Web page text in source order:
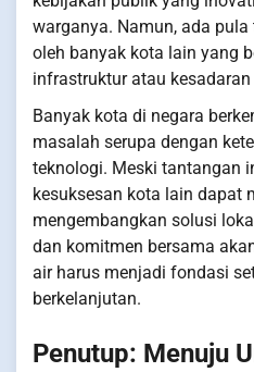
warganya. Namun, ada
oleh banyak kota lain yang
infrastruktur atau
Banyak kota di negara
masalah serupa dengan
teknologi. Meski tantangan
kesuksesan kota lain dapat
mengembangkan solusi
dan komitmen bersama
air harus menjadi fondasi
berkelanjutan.
Penutup: Menuju